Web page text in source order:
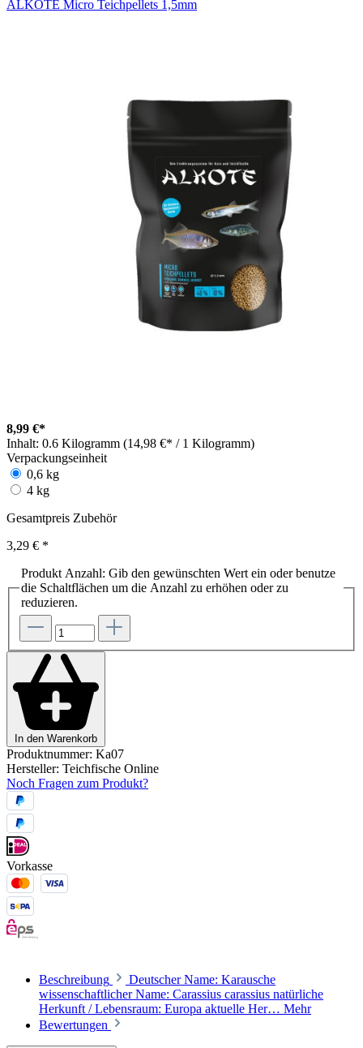
ALKOTE Micro Teichpellets 1,5mm
8,99 €*
Inhalt: 0.6 Kilogramm (14,98 €* / 1 Kilogramm)
Verpackungseinheit
0,6 kg
4 kg
Gesamtpreis Zubehör
3,29 € *
Produkt Anzahl: Gib den gewünschten Wert ein oder benutze
die Schaltflächen um die Anzahl zu erhöhen oder zu
reduzieren.
In den Warenkorb
Produktnummer: Ka07
Hersteller: Teichfische Online
Noch Fragen zum Produkt?
Vorkasse
Beschreibung
Deutscher Name: Karausche
wissenschaftlicher Name: Carassius carassius natürliche
Herkunft / Lebensraum: Europa aktuelle Her… Mehr
Bewertungen